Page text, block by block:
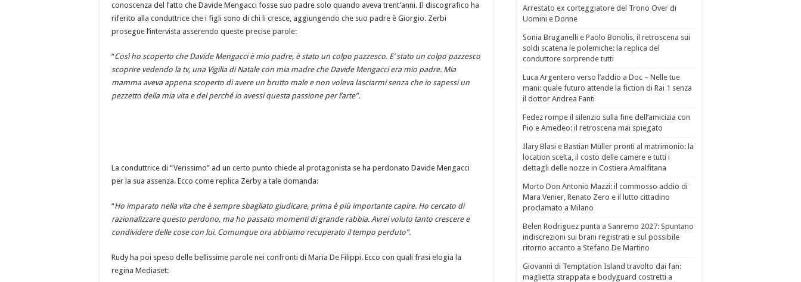
conoscenza del fatto che Davide Mengacci fosse suo padre solo quando aveva trent’anni. Il discografico ha
riferito alla conduttrice che i figli sono di chi li cresce, aggiungendo che suo padre è Giorgio. Zerbi
prosegue l’intervista asserendo queste precise parole:
“Così ho scoperto che Davide Mengacci è mio padre, è stato un colpo pazzesco. E’ stato un colpo pazzesco
scoprire vedendo la tv, una Vigilia di Natale con mia madre che Davide Mengacci era mio padre. Mia
mamma aveva appena scoperto di avere un brutto male e non voleva lasciarmi senza che io sapessi un
pezzetto della mia vita e del perché io avessi questa passione per l’arte”.
La conduttrice di “Verissimo” ad un certo punto chiede al protagonista se ha perdonato Davide Mengacci
per la sua assenza. Ecco come replica Zerby a tale domanda:
“Ho imparato nella vita che è sempre sbagliato giudicare, prima è più importante capire. Ho cercato di
razionalizzare questo perdono, ma ho passato momenti di grande rabbia. Avrei voluto tanto crescere e
condividere delle cose con lui. Comunque ora abbiamo recuperato il tempo perduto”.
Rudy ha poi speso delle bellissime parole nei confronti di Maria De Filippi. Ecco con quali frasi elogia la
regina Mediaset:
Arrestato ex corteggiatore del Trono Over di
Uomini e Donne
Sonia Bruganelli e Paolo Bonolis, il retroscena sui
soldi scatena le polemiche: la replica del
conduttore sorprende tutti
Luca Argentero verso l’addio a Doc – Nelle tue
mani: quale futuro attende la fiction di Rai 1 senza
il dottor Andrea Fanti
Fedez rompe il silenzio sulla fine dell’amicizia con
Pio e Amedeo: il retroscena mai spiegato
Ilary Blasi e Bastian Müller pronti al matrimonio: la
location scelta, il costo delle camere e tutti i
dettagli delle nozze in Costiera Amalfitana
Morto Don Antonio Mazzi: il commosso addio di
Mara Venier, Renato Zero e il lutto cittadino
proclamato a Milano
Belen Rodriguez punta a Sanremo 2027: Spuntano
indiscrezioni sui brani registrati e sul possibile
ritorno accanto a Stefano De Martino
Giovanni di Temptation Island travolto dai fan:
maglietta strappata e bodyguard costretti a